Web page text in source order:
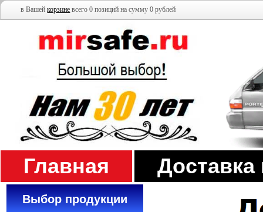
в Вашейкорзине всего 0 позиций на сумму 0 рублей
Главная
Выбор продукции